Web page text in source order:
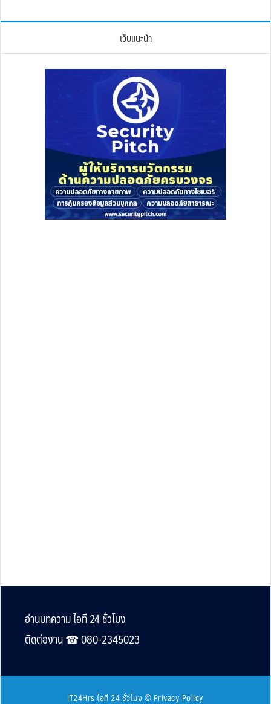
เว็บแนะนำ
Footer
อ่านบทความ ไอที 24 ชั่วโมง
ติดต่องาน ☎︎ 080-2345023
iT24Hrs ไอที 24 ชั่วโมง © Privacy Policy